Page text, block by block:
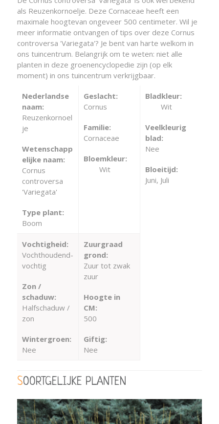
als Reuzenkornoelje. Deze Cornaceae heeft een
maximale hoogtevan ongeveer 500 centimeter. Wil je
meer informatie ontvangen of tips over deze Cornus
controversa 'Variegata'? Je bent van harte welkom in
ons tuincentrum. Belangrijk om te weten: niet alle
planten in deze groenencyclopedie zijn (op elk
moment) in ons tuincentrum verkrijgbaar.
Nederlandse
naam:
Reuzenkornoel
je
Wetenschapp
elijke naam:
Cornus
controversa
'Variegata'
Type plant:
Boom
Geslacht:
Cornus
Familie:
Cornaceae
Bloemkleur:
Wit
Bladkleur:
Wit
Veelkleurig
blad:
Nee
Bloeitijd:
Juni, Juli
Vochtigheid:
Vochthoudend-
vochtig
Zon /
schaduw:
Halfschaduw /
zon
Wintergroen:
Nee
Zuurgraad
grond:
Zuur tot zwak
zuur
Hoogte in
CM:
500
Giftig:
Nee
SOORTGELIJKE PLANTEN